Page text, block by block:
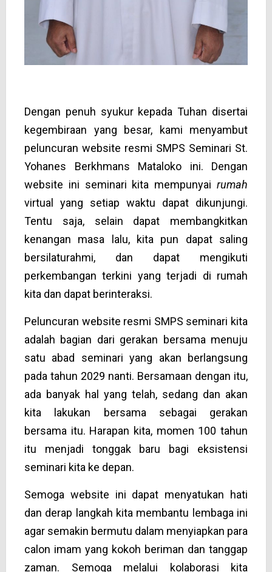
Dengan penuh syukur kepada Tuhan disertai
kegembiraan yang besar, kami menyambut
peluncuran website resmi SMPS Seminari St.
Yohanes Berkhmans Mataloko ini. Dengan
website ini seminari kita mempunyai rumah
virtual yang setiap waktu dapat dikunjungi.
Tentu saja, selain dapat membangkitkan
kenangan masa lalu, kita pun dapat saling
bersilaturahmi, dan dapat mengikuti
perkembangan terkini yang terjadi di rumah
kita dan dapat berinteraksi.
Peluncuran website resmi SMPS seminari kita
adalah bagian dari gerakan bersama menuju
satu abad seminari yang akan berlangsung
pada tahun 2029 nanti. Bersamaan dengan itu,
ada banyak hal yang telah, sedang dan akan
kita lakukan bersama sebagai gerakan
bersama itu. Harapan kita, momen 100 tahun
itu menjadi tonggak baru bagi eksistensi
seminari kita ke depan.
Semoga website ini dapat menyatukan hati
dan derap langkah kita membantu lembaga ini
agar semakin bermutu dalam menyiapkan para
calon imam yang kokoh beriman dan tanggap
zaman. Semoga melalui kolaborasi kita